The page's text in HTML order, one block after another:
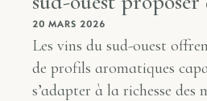
20 MARS 2026
Les vins du sud-ouest
de profils aromatiques
s’adapter à la richesse des